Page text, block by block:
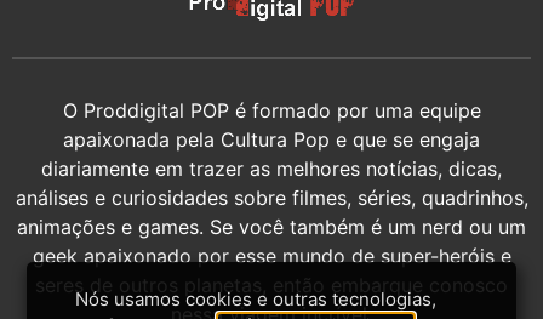
O Proddigital POP é formado por uma equipe
apaixonada pela Cultura Pop e que se engaja
diariamente em trazer as melhores notícias, dicas,
análises e curiosidades sobre filmes, séries, quadrinhos,
animações e games. Se você também é um nerd ou um
geek apaixonado por esse mundo de super-heróis e
seres de outros planetas, então embarque conosco
nessa viagem incrível.
Nós usamos cookies e outras tecnologias,